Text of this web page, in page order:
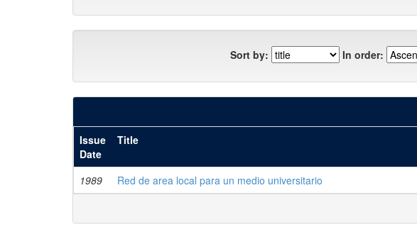
Sort by: In order:
Issue
Date
Title
1989 Red de area local para un medio universitario